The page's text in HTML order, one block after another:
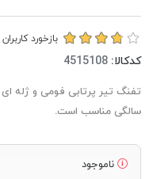
بازخورد کاربران
کدکالا:
سالگی مناسب است.
ناموجود